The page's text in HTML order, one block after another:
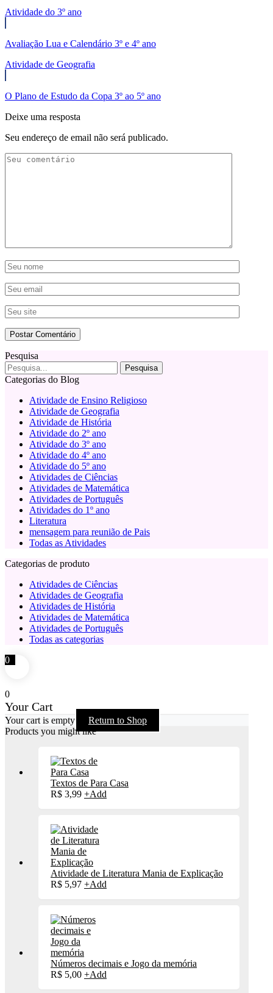
Atividade do 3º ano
Avaliação Lua e Calendário 3º e 4º ano
Atividade de Geografia
O Plano de Estudo da Copa 3º ao 5º ano
Deixe uma resposta
Seu endereço de email não será publicado.
Pesquisa
Categorias do Blog
Atividade de Ensino Religioso
Atividade de Geografia
Atividade de História
Atividade do 2º ano
Atividade do 3º ano
Atividade do 4º ano
Atividade do 5º ano
Atividades de Ciências
Atividades de Matemática
Atividades de Português
Atividades do 1º ano
Literatura
mensagem para reunião de Pais
Todas as Atividades
Categorias de produto
Atividades de Ciências
Atividades de Geografia
Atividades de História
Atividades de Matemática
Atividades de Português
Todas as categorias
0
0
Your Cart
Your cart is empty
Return to Shop
Products you might like
Textos de Para Casa
R$ 3,99 +Add
Atividade de Literatura Mania de Explicação
R$ 5,97 +Add
Números decimais e Jogo da memória
R$ 5,00 +Add